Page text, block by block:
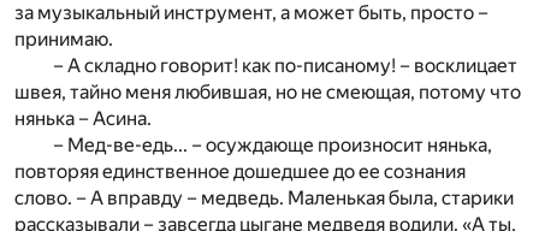
за музыкальный инструмент, а может быть, просто –
принимаю.
– А складно говорит! как по-писаному! – восклицает
швея, тайно меня любившая, но не смеющая, потому что
нянька – Асина.
– Мед-ве-едь... – осуждающе произносит нянька,
повторяя единственное дошедшее до ее сознания
слово. – А вправду – медведь. Маленькая была, старики
рассказывали – завсегда цыгане медведя водили. «А ты,